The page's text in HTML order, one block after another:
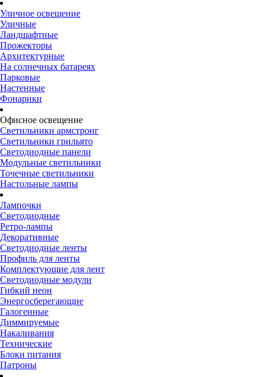
Уличное освещение
Уличные
Ландшафтные
Прожекторы
Архитектурные
На солнечных батареях
Парковые
Настенные
Фонарики
Офисное освещение
Светильники армстронг
Светильники грильято
Светодиодные панели
Модульные светильники
Точечные светильники
Настольные лампы
Лампочки
Светодиодные
Ретро-лампы
Декоративные
Светодиодные ленты
Профиль для ленты
Комплектующие для лент
Светодиодные модули
Гибкий неон
Энергосберегающие
Галогенные
Диммируемые
Накаливания
Технические
Блоки питания
Патроны